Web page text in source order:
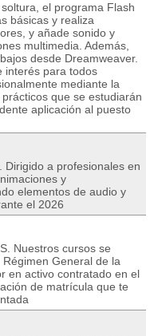
el programa Flash
básicas y realiza
y añade sonido y
multimedia. Además,
desde Dreamweaver.
interés para todos
mediante la
que se estudiarán
aplicación al puesto
a profesionales en
y
elementos de audio y
el 2026
Nuestros cursos se
General de la
en activo contratado en el
de matrícula que te